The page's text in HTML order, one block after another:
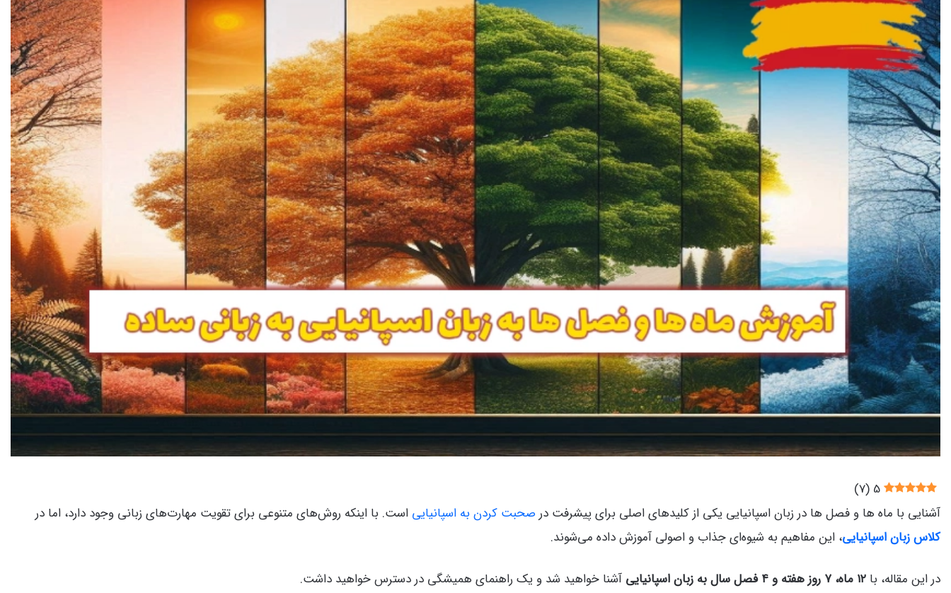
5
(
7
)
آشنایی با ماه ها و فصل ها در زبان اسپانیایی یکی از کلیدهای اصلی برای پیشرفت در صحبت کردن به اسپانیایی است. با اینکه روش‌های متنوعی برای تقویت مهارت‌های زبانی وجود دارد، اما در
کلاس زبان اسپانیایی، این مفاهیم به شیوه‌ای جذاب و اصولی آموزش داده می‌شوند.
در این مقاله، با ۱۲ ماه، ۷ روز هفته و ۴ فصل سال به زبان اسپانیایی آشنا خواهید شد و یک راهنمای همیشگی در دسترس خواهید داشت.